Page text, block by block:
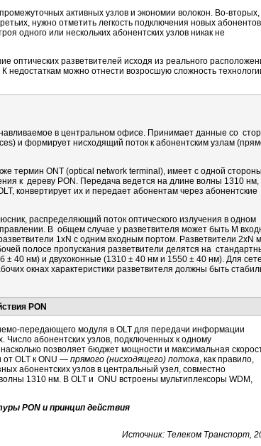
активных узлов и экономии волокон. Во-вторых,
, нужно отметить легкость подключения новых абонентов
одного или нескольких абонентских узлов никак не
оптических разветвителей исходя из реального
недостаткам можно отнести возросшую сложность
в центральном офисе. Принимает данные со
и формирует нисходящий поток к абонентским узлам
термин ONT (optical network terminal), имеет с одной стороны
к дереву PON. Передача ведется на длине волны 1310 нм,
конвертирует их и передает абонентам через абонентские
распределяющий поток оптического излучения в одном
В общем случае у разветвителя может быть M
1xN с одним входным портом. Разветвители 2xN
полосе пропускания разветвители делятся на
40 нм) и двухоконные (1310 ± 40 нм и 1550 ± 40 нм). Для
окнах характеристики разветвителя должны быть
PON
передающего модуля в OLT для передачи информации
Число абонентских узлов, подключенных к одному
позволяет бюджет мощности и максимальная
OLT к ONU — прямого (нисходящего) потока, как правило,
абонентских узлов в центральный узел, совместно
1310 нм. В OLT и ONU встроены мультиплексоры WDM,
PON и принцип действия
Источник: Телеком Транспорт,